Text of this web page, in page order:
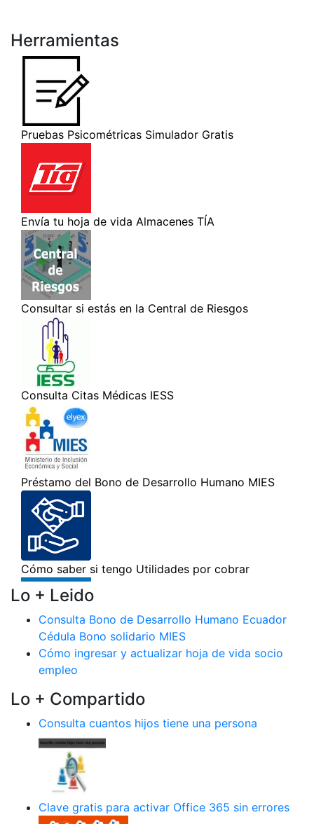
Herramientas
Lo + Leido
Consulta Bono de Desarrollo Humano Ecuador
Cédula Bono solidario MIES
Cómo ingresar y actualizar hoja de vida socio
empleo
Lo + Compartido
Consulta cuantos hijos tiene una persona
Clave gratis para activar Office 365 sin errores